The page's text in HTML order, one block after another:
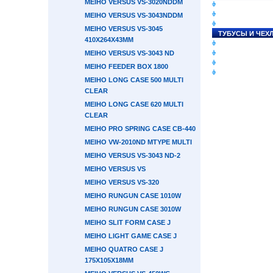
MEIHO VERSUS VS-3020NDDM
MEIHO VERSUS VS-3043NDDM
MEIHO VERSUS VS-3045
410X264X43ММ
MEIHO VERSUS VS-3043 ND
MEIHO FEEDER BOX 1800
MEIHO LONG CASE 500 MULTI
CLEAR
MEIHO LONG CASE 620 MULTI
CLEAR
MEIHO PRO SPRING CASE CB-440
MEIHO VW-2010ND MTYPE MULTI
MEIHO VERSUS VS-3043 ND-2
MEIHO VERSUS VS
MEIHO VERSUS VS-320
MEIHO RUNGUN CASE 1010W
MEIHO RUNGUN CASE 3010W
MEIHO SLIT FORM CASE J
MEIHO LIGHT GAME CASE J
MEIHO QUATRO CASE J
175X105X18ММ
ТУБУСЫ И